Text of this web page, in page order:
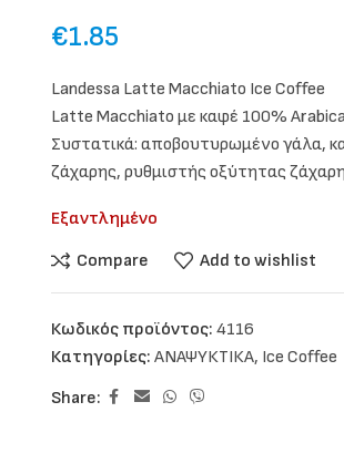
€1.85
Landessa Latte Macchiato Ice Coffee
Latte Macchiato με καφέ 100%
Συστατικά: αποβουτυρωμένο γάλα,
ζάχαρης, ρυθμιστής οξύτητας
Εξαντλημένο
Compare
Add to wishlist
Κωδικός προϊόντος: 4116
Κατηγορίες: ΑΝΑΨΥΚΤΙΚΑ, Ice Coffee
Share: